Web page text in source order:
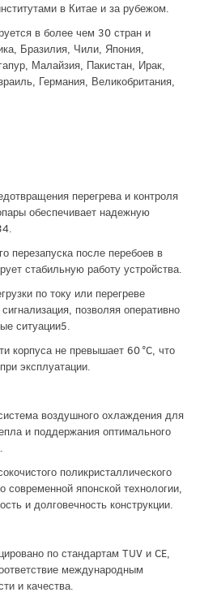
в Китае и за рубежом.
в более чем 30 стран и
Бразилия, Чили, Япония,
Малайзия, Пакистан, Ирак,
Германия, Великобритания,
перегрева и контроля
обеспечивает надежную
4.
перезапуска после перебоев в
стабильную работу устройства.
по току или перегреве
позволяя оперативно
ситуации5.
корпуса не превышает 60 °C, что
эксплуатации.
воздушного охлаждения для
и поддержания оптимального
поликристаллического
современной японской технологии,
и долговечность конструкции.
по стандартам TUV и CE,
международным
и качества.